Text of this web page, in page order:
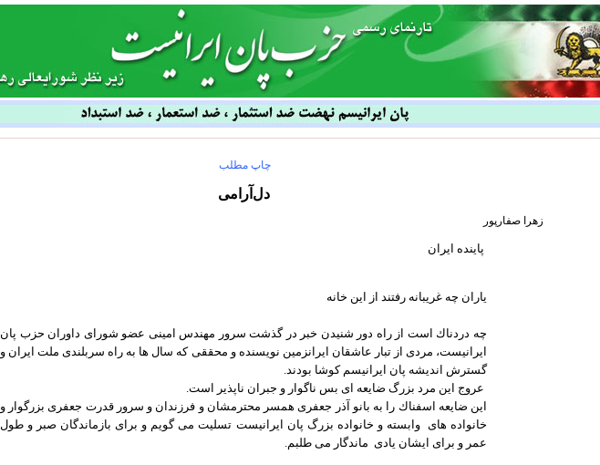
چاپ مطلب
دل‌آرامی
زهرا صفارپور
پاينده ايران
ياران چه غريبانه رفتند از این خانه
چه دردناك است از راه دور شنيدن خبر در گذشت سرور مهندس امینى عضو شورای داوران حزب پان
ايرانيست، مردى از تبار عاشقان ايرانزمين نويسنده و محققى كه سال ها به راه سربلندى ملت ايران و
گسترش انديشه پان ايرانيسم كوشا بودند.
عروج اين مرد بزرگ ضايعه اى بس ناگوار و جبران ناپذير است.
اين ضايعه اسفناك را به بانو آذر جعفرى همسر محترمشان و فرزندان و سرور قدرت جعفرى بزرگوار و
خانواده هاى وابسته و خانواده بزرگ پان ايرانيست تسليت مى گويم و براى بازماندگان صبر و طول
عمر و براى ايشان يادى ماندگار مى طلبم.